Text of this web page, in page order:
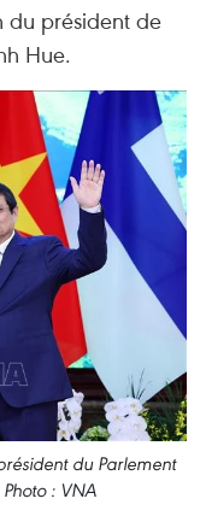
du président de
Hue.
du Parlement
: VNA